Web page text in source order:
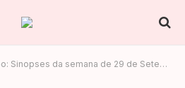
da semana de 29 de Setembro a 04 de Outubro de 2025